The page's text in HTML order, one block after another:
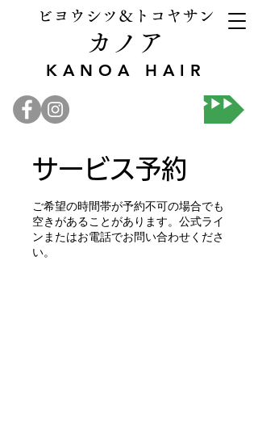
ビヨウシツ＆トコヤサン
カノア
KANOA HAIR
オンライン予約▶▶▶
サービス予約
ご希望の時間帯が予約不可の場合でも
空きがあることがあります。公式ライ
ンまたはお電話でお問い合わせくださ
い。